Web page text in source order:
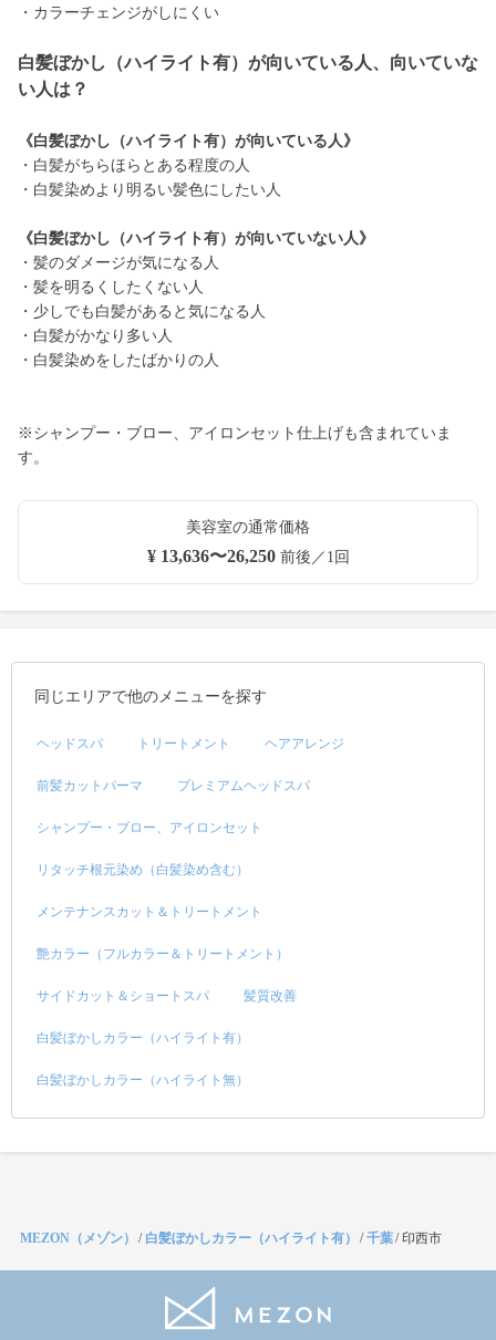
・カラーチェンジがしにくい
白髪ぼかし（ハイライト有）が向いている人、向いていな
い人は？
《白髪ぼかし（ハイライト有）が向いている人》
・白髪がちらほらとある程度の人
・白髪染めより明るい髪色にしたい人
《白髪ぼかし（ハイライト有）が向いていない人》
・髪のダメージが気になる人
・髪を明るくしたくない人
・少しでも白髪があると気になる人
・白髪がかなり多い人
・白髪染めをしたばかりの人
※シャンプー・ブロー、アイロンセット仕上げも含まれていま
す。
美容室の通常価格
¥ 13,636〜26,250前後／1回
同じエリアで他のメニューを探す
ヘッドスパ トリートメント ヘアアレンジ
前髪カットパーマ プレミアムヘッドスパ
シャンプー・ブロー、アイロンセット
リタッチ根元染め（白髪染め含む）
メンテナンスカット＆トリートメント
艶カラー（フルカラー＆トリートメント）
サイドカット＆ショートスパ 髪質改善
白髪ぼかしカラー（ハイライト有）
白髪ぼかしカラー（ハイライト無）
MEZON（メゾン） / 白髪ぼかしカラー（ハイライト有） /千葉/印西市